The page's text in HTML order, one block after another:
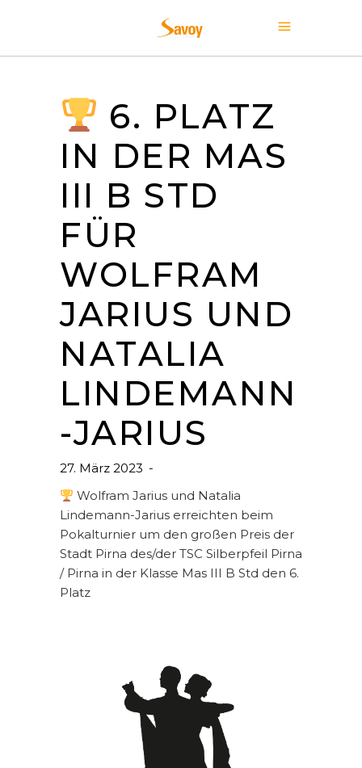
6. PLATZ
IN DER MAS
III B STD
FÜR
WOLFRAM
JARIUS UND
NATALIA
LINDEMANN
-JARIUS
27. März 2023
Wolfram Jarius und Natalia
Lindemann-Jarius erreichten beim
Pokalturnier um den großen Preis der
Stadt Pirna des/der TSC Silberpfeil Pirna
/ Pirna in der Klasse Mas III B Std den 6.
Platz